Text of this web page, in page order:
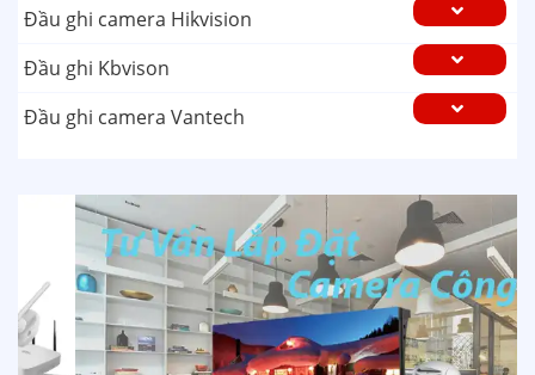
Đầu ghi camera Hikvision
Đầu ghi Kbvison
Đầu ghi camera Vantech